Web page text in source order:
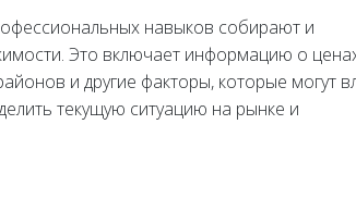
навыков собирают и
Это включает информацию о
и другие факторы, которые могут
текущую ситуацию на рынке и